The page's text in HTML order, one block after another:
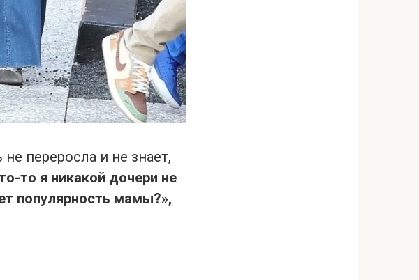
переросла и не знает,
то я никакой дочери не
популярность мамы?»,